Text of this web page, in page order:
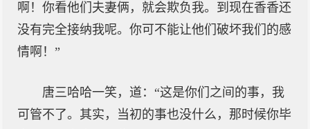
啊！你看他们夫妻俩，就会欺负我。到现在香香还
没有完全接纳我呢。你可不能让他们破坏我们的感
情啊！”
唐三哈哈一笑，道：“这是你们之间的事，我
可管不了。其实，当初的事也没什么，那时候你毕